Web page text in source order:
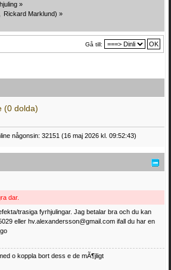
»
Rickard Marklund) »
Gå till:
(0 dolda)
någonsin: 32151 (16 maj 2026 kl. 09:52:43)
dar.
defekta/trasiga fyrhjulingar. Jag betalar bra och du kan
eller hv.alexandersson@gmail.com ifall du har en
o koppla bort dess e de mÃ¶jligt